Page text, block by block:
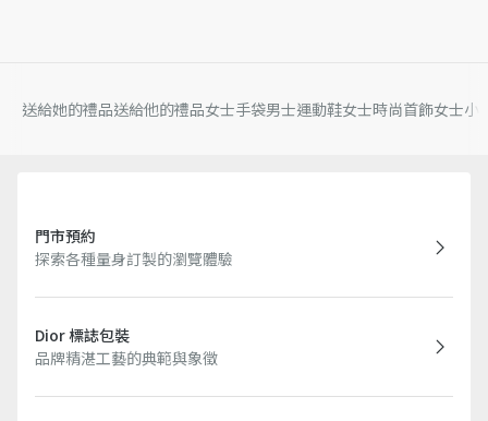
送給她的禮品送給他的禮品女士手袋男士運動鞋女士時尚首飾女士小
門市預約
探索各種量身訂製的瀏覽體驗
Dior 標誌包裝
品牌精湛工藝的典範與象徵